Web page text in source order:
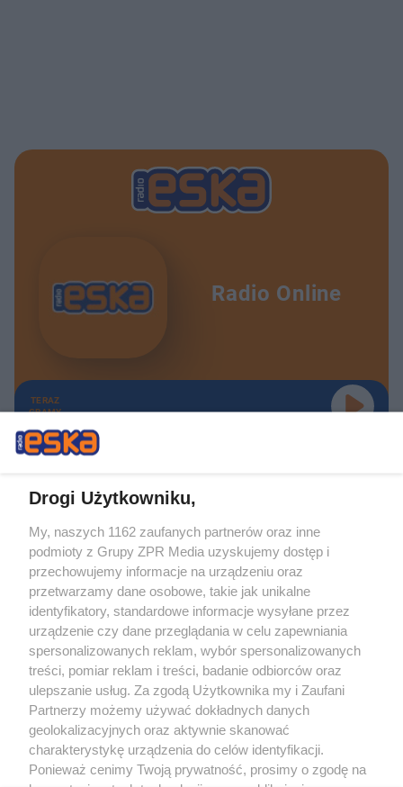
Radio Online
TERAZ
GRAMY
Żaden utwór zamieszczony w serwisie nie może być powielany i
rozpowszechniany lub dalej rozpowszechniany w jakikolwiek sposób (w
tym także elektroniczny lub mechaniczny) na jakimkolwiek polu
eksploatacji w jakiejkolwiek formie, włącznie z umieszczaniem w Internecie
bez pisemnej zgody właściciela praw. Jakiekolwiek użycie lub
wykorzystanie utworów w całości lub w części z naruszeniem prawa, tzn.
bez właściwej zgody, jest zabronione pod groźbą kary i może być ścigane
prawnie.
O nas
Drogi Użytkowniku,
My, naszych 1162 zaufanych partnerów oraz inne
podmioty z Grupy ZPR Media uzyskujemy dostęp i
przechowujemy informacje na urządzeniu oraz
przetwarzamy dane osobowe, takie jak unikalne
identyfikatory, standardowe informacje wysyłane przez
urządzenie czy dane przeglądania w celu zapewniania
spersonalizowanych reklam, wybór spersonalizowanych
treści, pomiar reklam i treści, badanie odbiorców oraz
ulepszanie usług. Za zgodą Użytkownika my i Zaufani
Partnerzy możemy używać dokładnych danych
geolokalizacyjnych oraz aktywnie skanować
charakterystykę urządzenia do celów identyfikacji.
Ponieważ cenimy Twoją prywatność, prosimy o zgodę na